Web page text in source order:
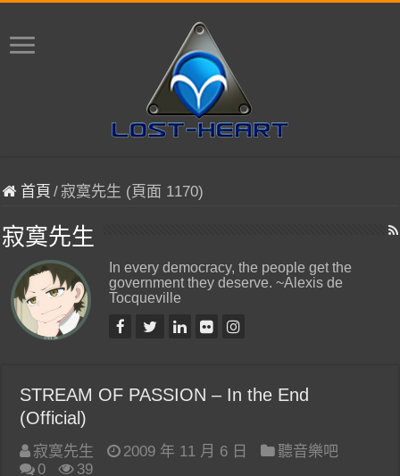
首頁 /寂寞先生 (頁面 1170)
寂寞先生
In every democracy, the people get the
government they deserve. ~Alexis de
Tocqueville
STREAM OF PASSION – In the End
(Official)
寂寞先生 2009 年 11 月 6 日
聽音樂吧
0
39